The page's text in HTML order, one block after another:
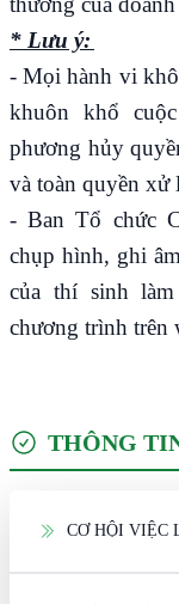
* Lưu ý:
- Mọi hành vi
khuôn khổ
phương hủy
và toàn quyền xử
- Ban Tổ chức
chụp hình, ghi
của thí sinh
chương trình trên
THÔNG
CƠ HỘI VIỆC